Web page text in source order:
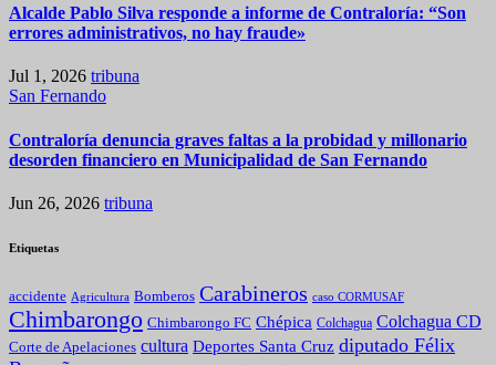
Alcalde Pablo Silva responde a informe de Contraloría: “Son
errores administrativos, no hay fraude»
Jul 1, 2026 tribuna
San Fernando
Contraloría denuncia graves faltas a la probidad y millonario
desorden financiero en Municipalidad de San Fernando
Jun 26, 2026 tribuna
Etiquetas
accidente Agricultura Bomberos Carabineros caso CORMUSAF
Chimbarongo Chimbarongo FC Chépica Colchagua Colchagua CD
Corte de Apelaciones cultura Deportes Santa Cruz diputado Félix